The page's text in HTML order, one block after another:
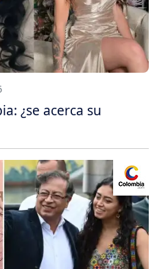
¿se acerca su